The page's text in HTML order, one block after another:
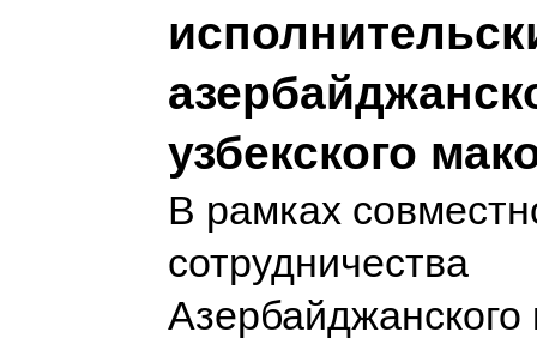
узбекского
В рамках
сотрудничества
Азербайджанского